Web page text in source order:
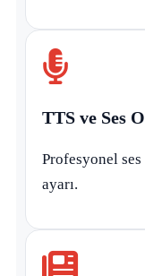
TTS ve Ses
Profesyonel
ayarı.